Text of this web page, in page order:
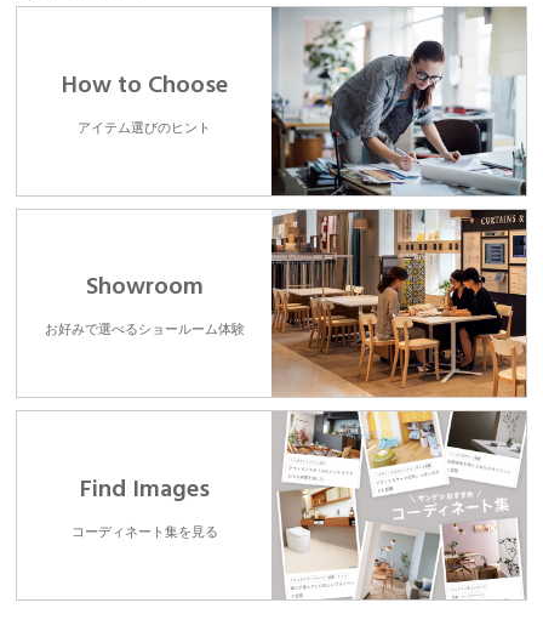
How to Choose
アイテム選びのヒント
Showroom
お好みで選べるショールーム体験
Find Images
コーディネート集を見る